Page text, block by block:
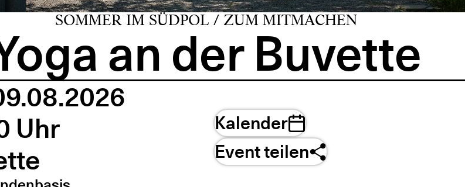
SOMMER IM SÜDPOL / ZUM MITMACHEN
an der Buvette
Uhr
Kalender
Event teilen